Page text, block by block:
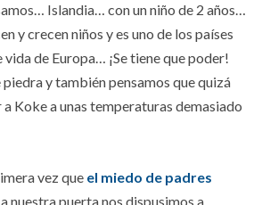
Islandia… con un niño de 2 años…
y crecen niños y es uno de los países
de Europa… ¡Se tiene que poder!
piedra y también pensamos que quizá
Koke a unas temperaturas demasiado
vez que el miedo de padres
nuestra puerta nos dispusimos a